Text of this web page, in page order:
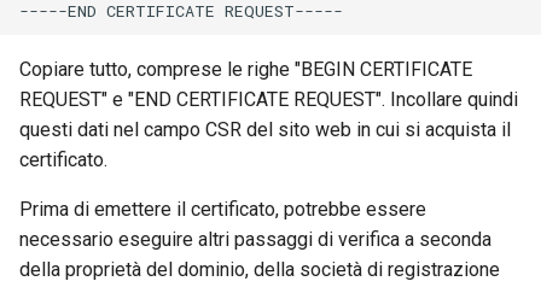
Copiare tutto, comprese le righe "BEGIN CERTIFICATE
REQUEST" e "END CERTIFICATE REQUEST". Incollare quindi
questi dati nel campo CSR del sito web in cui si acquista il
certificato.
Prima di emettere il certificato, potrebbe essere
necessario eseguire altri passaggi di verifica a seconda
della proprietà del dominio, della società di registrazione